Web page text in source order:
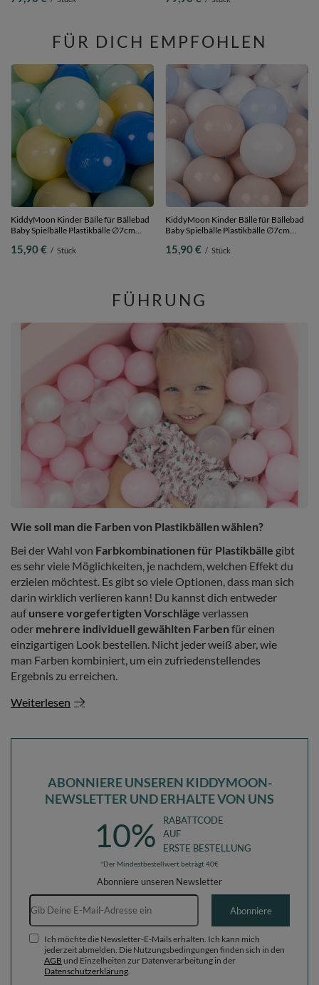
FÜR DICH EMPFOHLEN
KiddyMoon Kinder Bälle für Bällebad
Baby Spielbälle Plastikbälle ∅7cm
50 Bälle/7cm
15,90 € / Stück
KiddyMoon Kinder Bälle für Bällebad
Baby Spielbälle Plastikbälle ∅7cm
pastellbeige/pastellblau/weiß, 50
15,90 € / Stück
FÜHRUNG
Wie soll man die Farben von Plastikbällen wählen?
Bei der Wahl von Farbkombinationen für Plastikbälle gibt
es sehr viele Möglichkeiten, je nachdem, welchen Effekt du
erzielen möchtest. Es gibt so viele Optionen, dass man sich
darin wirklich verlieren kann! Du kannst dich entweder
auf unsere vorgefertigten Vorschläge verlassen
oder mehrere individuell gewählten Farben für einen
einzigartigen Look bestellen. Nicht jeder weiß aber, wie
man Farben kombiniert, um ein zufriedenstellendes
Ergebnis zu erreichen.
Weiterlesen
ABONNIERE UNSEREN KIDDYMOON-
NEWSLETTER UND ERHALTE VON UNS
10%
RABATTCODE
AUF
ERSTE BESTELLUNG
*Der Mindestbestellwert beträgt 40€
Abonniere unseren Newsletter
E-Mail-Adresse
Abonniere
Ich möchte die Newsletter-E-Mails erhalten. Ich kann mich
jederzeit abmelden. Die Nutzungsbedingungen finden sich in den
AGB und Einzelheiten zur Datenverarbeitung in der
Datenschutzerklärung